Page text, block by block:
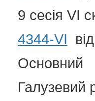
9 сесія VI
4344-VI
Основний
Галузевий